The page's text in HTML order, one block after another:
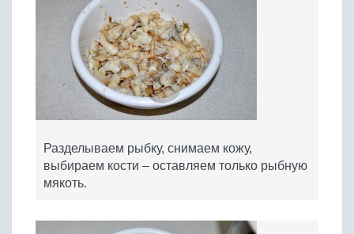
Разделываем рыбку, снимаем кожу,
выбираем кости – оставляем только рыбную
мякоть.